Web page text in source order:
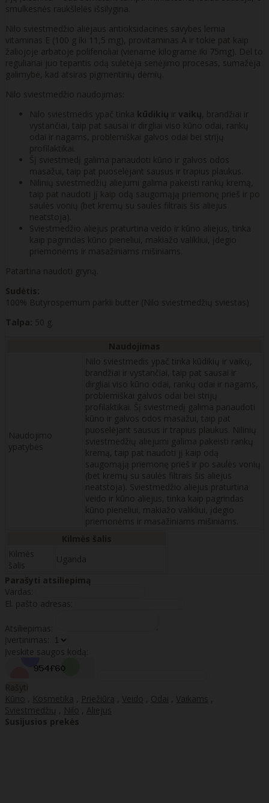
smulkesnės raukšlelės išsilygina.
Nilo sviestmedžio aliejaus antioksidacines savybes lemia
vitaminas E (100 g iki 11,5 mg), provitaminas A ir tokie pat kaip
žaliojoje arbatoje polifenoliai (viename kilograme iki 75mg). Dėl to
reguliariai juo tepantis odą sulėtėja senėjimo procesas, sumažėja
galimybė, kad atsiras pigmentinių dėmių.
Nilo sviestmedžio naudojimas:
Nilo sviestmedis ypač tinka kūdikių ir vaikų , brandžiai ir
vystančiai, taip pat sausai ir dirgliai viso kūno odai, rankų
odai ir nagams, problemiškai galvos odai bei strijų
profilaktikai.
Šį sviestmedį galima panaudoti kūno ir galvos odos
masažui, taip pat puoselėjant sausus ir trapius plaukus.
Nilinių sviestmedžių aliejumi galima pakeisti rankų kremą,
taip pat naudoti jį kaip odą saugomąją priemonę prieš ir po
saulės vonių (bet kremų su saulės filtrais šis aliejus
neatstoja).
Sviestmedžio aliejus praturtina veido ir kūno aliejus, tinka
kaip pagrindas kūno pieneliui, makiažo valikliui, įdegio
priemonėms ir masažiniams mišiniams.
Patartina naudoti gryną.
Sudėtis:
100% Butyrospemum parkii butter (Nilo sviestmedžių sviestas)
Talpa: 50 g.
Naudojimo
ypatybės
Nilo sviestmedis ypač tinka kūdikių ir vaikų,
brandžiai ir vystančiai, taip pat sausai ir
dirgliai viso kūno odai, rankų odai ir nagams,
problemiškai galvos odai bei strijų
profilaktikai. Šį sviestmedį galima panaudoti
kūno ir galvos odos masažui, taip pat
puoselėjant sausus ir trapius plaukus. Nilinių
sviestmedžių aliejumi galima pakeisti rankų
kremą, taip pat naudoti jį kaip odą
saugomąją priemonę prieš ir po saulės vonių
(bet kremų su saulės filtrais šis aliejus
neatstoja). Sviestmedžio aliejus praturtina
veido ir kūno aliejus, tinka kaip pagrindas
kūno pieneliui, makiažo valikliui, įdegio
priemonėms ir masažiniams mišiniams.
Kilmės
šalis
Uganda
Parašyti atsiliepimą
Vardas:
El. pašto adresas:
Atsiliepimas:
Įvertinimas:
Įveskite saugos kodą:
Rašyti
Kūno
Kosmetika Priežiūra Veido Odai Vaikams
Sviestmedžių
Nilo
Aliejus
Susijusios prekės